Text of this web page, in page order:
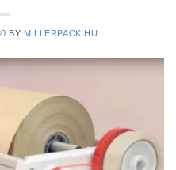
BY MILLERPACK.HU